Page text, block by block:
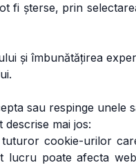
fi șterse, prin
și îmbunătățirea
sau respinge unele
mai jos:
cookie-urilor
lucru poate afecta